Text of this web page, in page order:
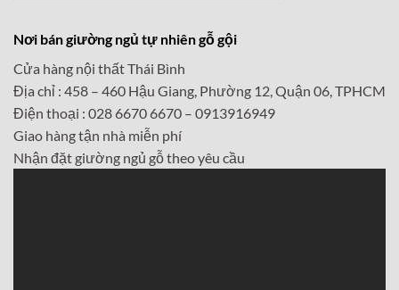
Nơi bán giường ngủ tự nhiên gỗ gội
Cửa hàng nội thất Thái Bình
Địa chỉ : 458 – 460 Hậu Giang, Phường 12, Quận 06, TPHCM
Điện thoại : 028 6670 6670 – 0913916949
Giao hàng tận nhà miễn phí
Nhận đặt giường ngủ gỗ theo yêu cầu